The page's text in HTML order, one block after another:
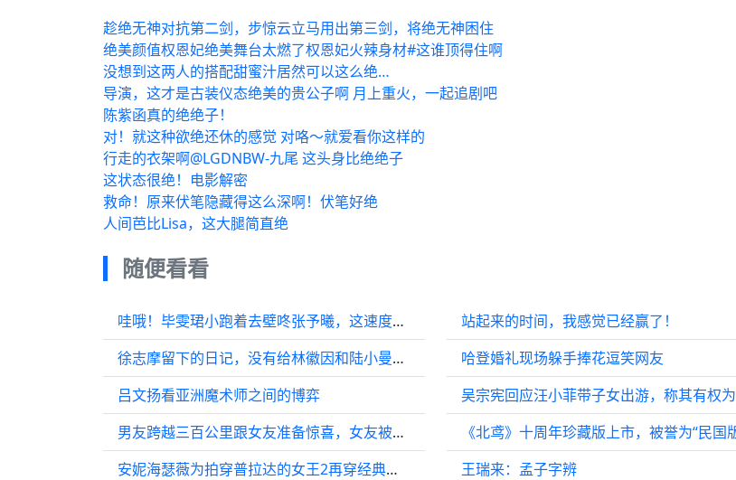
趁绝无神对抗第二剑，步惊云立马用出第三剑，将绝无神困住
绝美颜值权恩妃绝美舞台太燃了权恩妃火辣身材#这谁顶得住啊
没想到这两人的搭配甜蜜汁居然可以这么绝…
导演，这才是古装仪态绝美的贵公子啊 月上重火，一起追剧吧
陈紫函真的绝绝子！
对！就这种欲绝还休的感觉 对咯～就爱看你这样的
行走的衣架啊@LGDNBW-九尾 这头身比绝绝子
这状态很绝！电影解密
救命！原来伏笔隐藏得这么深啊！伏笔好绝
人间芭比Lisa，这大腿简直绝
随便看看
哇哦！毕雯珺小跑着去壁咚张予曦，这速度这激情，今晚八点我准备好被甜晕了！
徐志摩留下的日记，没有给林徽因和陆小曼，而是给了凌叔华
吕文扬看亚洲魔术师之间的博弈
男友跨越三百公里跟女友准备惊喜，女友被惊喜到没反应过来！
安妮海瑟薇为拍穿普拉达的女王2再穿经典蓝毛衣
站起来的时间，我感觉已经赢了！
哈登婚礼现场躲手捧花逗笑网友
王瑞来：孟子字辨